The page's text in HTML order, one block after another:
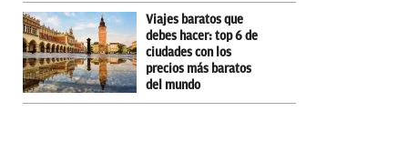
Viajes baratos que
debes hacer: top 6 de
ciudades con los
precios más baratos
del mundo